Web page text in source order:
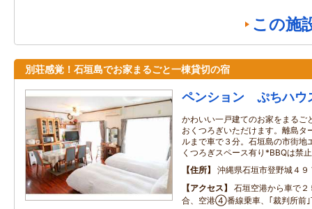
この施
別荘感覚！石垣島でお家まるごと一棟貸切の宿
ペンション ぷちハウ
かわいい一戸建てのお家をまるご
おくつろぎいただけます。離島タ
ルまで車で３分。石垣島の市街地
くつろぎスペース有り*BBQは禁止
住所
沖縄県石垣市登野城４
アクセス
石垣空港から車で
合、空港④番線乗車、｢裁判所前｣